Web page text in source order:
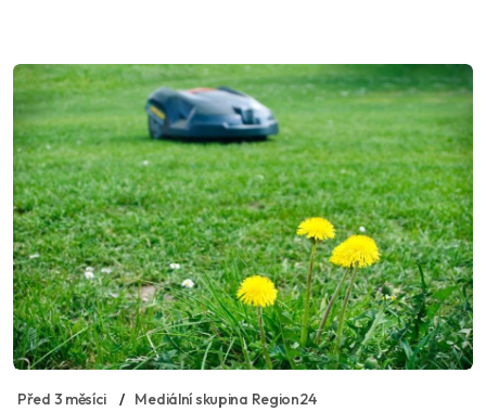
Před 3 měsíci Mediální skupina Region24